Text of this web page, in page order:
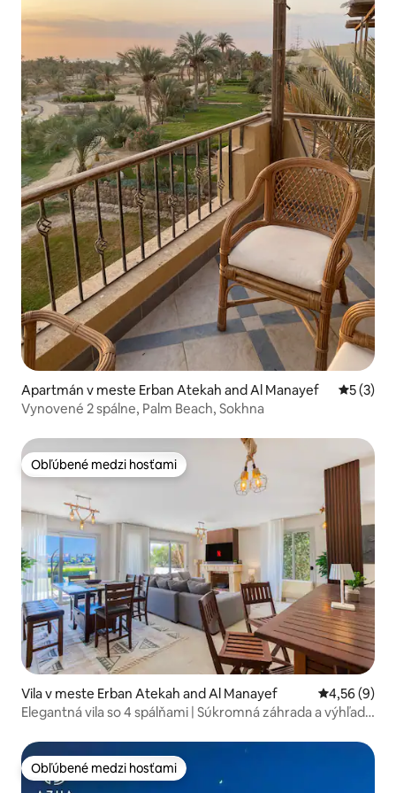
Apartmán v meste Erban Atekah and Al Manayef
5 (3)
Vynovené 2 spálne, Palm Beach, Sokhna
Obľúbené medzi hosťami
Obľúbené medzi hosťami
Vila v meste Erban Atekah and Al Manayef Priemerné
4,56 (9)
Elegantná vila so 4 spálňami | Súkromná záhrada a výhľad
Obľúbené medzi hosťami
Obľúbené medzi hosťami